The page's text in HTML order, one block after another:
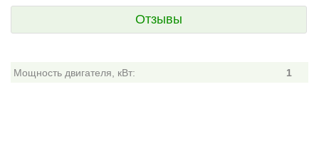
Отзывы
Мощность двигателя, кВт: 1